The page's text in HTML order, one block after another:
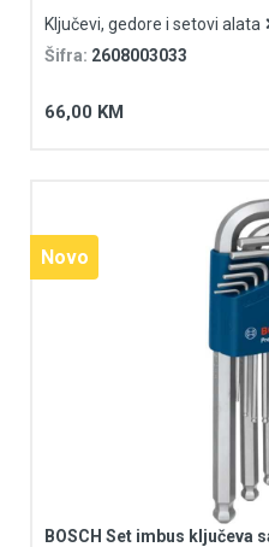
Ključevi, gedore i setovi alata
Šifra: 2608003033
66,00 KM
Novo
BOSCH Set imbus